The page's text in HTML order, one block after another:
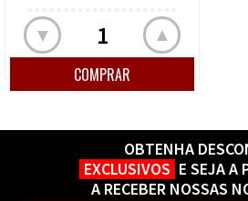
▲
▼
OBTENHA
EXCLUSIVOS E SEJA A
A RECEBER NOSSAS